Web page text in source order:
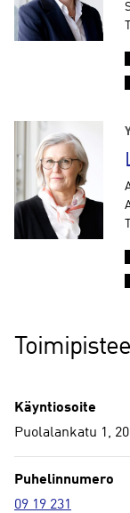
Käyntiosoite
Puolalankatu 1,
Puhelinnumero
09 19 231